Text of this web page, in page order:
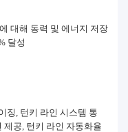
대해 동력 및 에너지 저장
달성
징, 턴키 라인 시스템 통
제공, 턴키 라인 자동화율